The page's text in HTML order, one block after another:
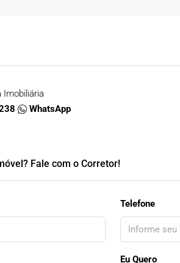
Imobiliária
WhatsApp
Fale com o Corretor!
Telefone
Eu Quero